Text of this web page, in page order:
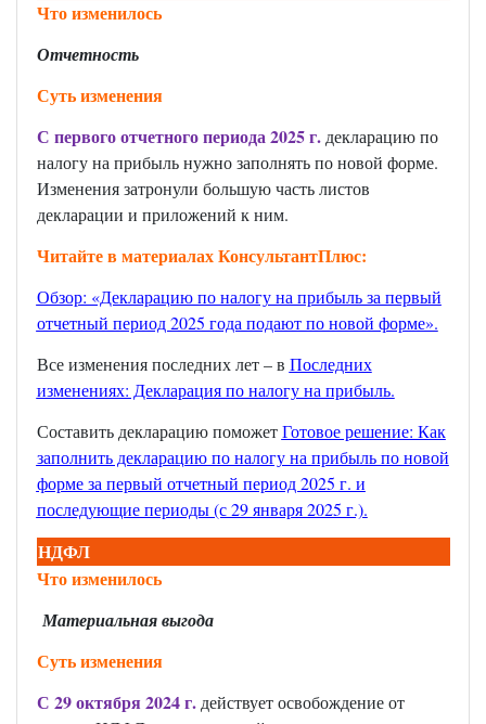
Что изменилось
Отчетность
Суть изменения
С первого отчетного периода 2025 г.декларацию по
налогу на прибыль нужно заполнять по новой форме.
Изменения затронули большую часть листов
декларации и приложений к ним.
Читайте в материалах КонсультантПлюс:
Обзор: «Декларацию по налогу на прибыль за первый
отчетный период 2025 года подают по новой форме».
Все изменения последних лет – в Последних
изменениях: Декларация по налогу на прибыль.
Составить декларацию поможетГотовое решение: Как
заполнить декларацию по налогу на прибыль по новой
форме за первый отчетный период 2025 г. и
последующие периоды (с 29 января 2025 г.).
НДФЛ
Что изменилось
Материальная выгода
Суть изменения
С 29 октября 2024 г.действует освобождение от